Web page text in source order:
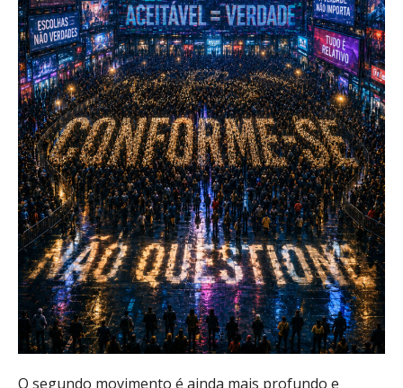
O segundo movimento é ainda mais profundo e